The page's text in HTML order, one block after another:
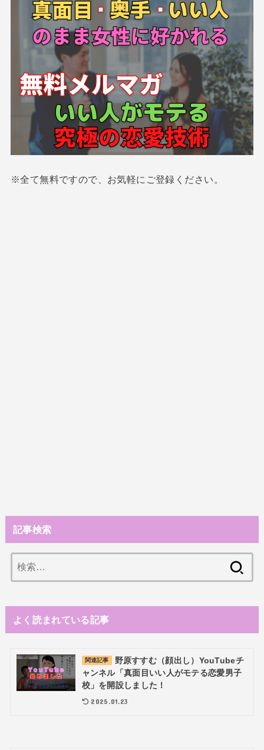
※全て無料ですので、お気軽にご登録ください。
記事検索
索:
よく読まれている記事
関連記事
野原すすむ（顔出し）YouTubeチ
ャンネル「真面目いい人がモテる恋愛男子
校」を開設しました！
2025.01.23